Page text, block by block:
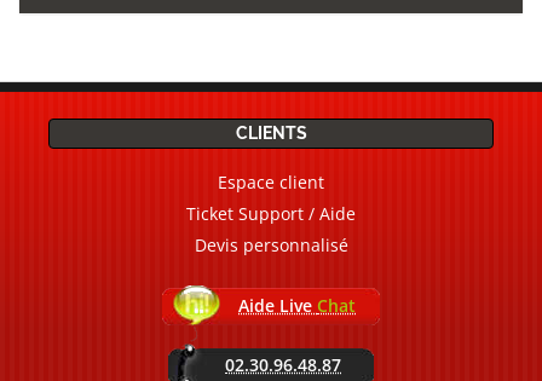
CLIENTS
Espace client
Ticket Support / Aide
Devis personnalisé
Aide Live Chat
02.30.96.48.87